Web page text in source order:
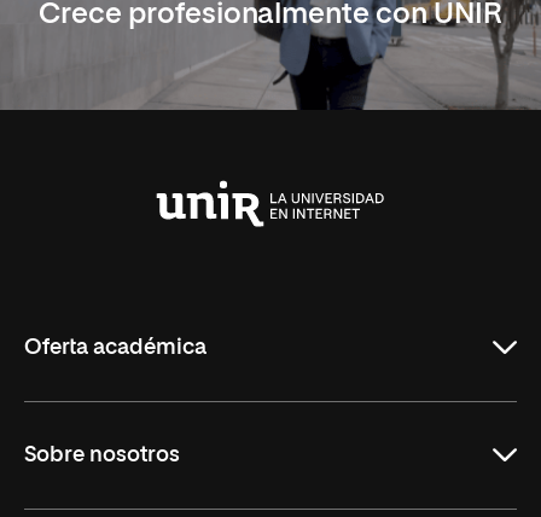
Crece profesionalmente con UNIR
Oferta académica
Maestrías
Sobre nosotros